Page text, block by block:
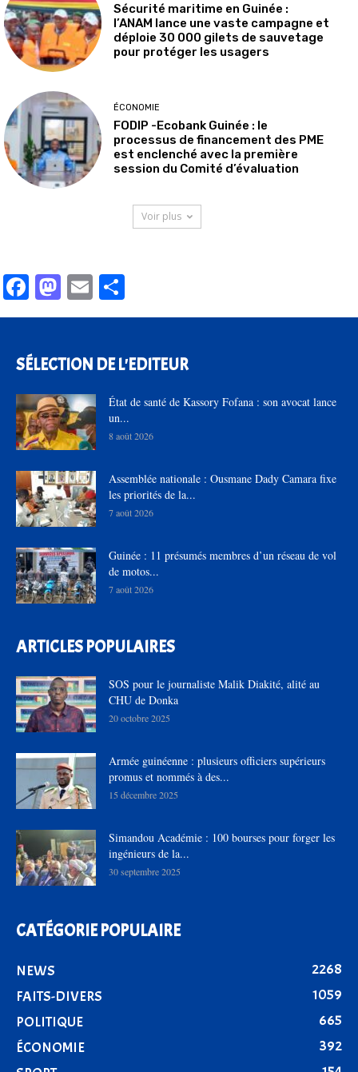
Sécurité maritime en Guinée :
l’ANAM lance une vaste campagne et
déploie 30 000 gilets de sauvetage
pour protéger les usagers
ÉCONOMIE
FODIP -Ecobank Guinée : le
processus de financement des PME
est enclenché avec la première
session du Comité d’évaluation
Voir plus
Facebook
Mastodon
Email
SÉLECTION DE L'EDITEUR
État de santé de Kassory Fofana : son avocat lance
un...
8 août 2026
Assemblée nationale : Ousmane Dady Camara fixe
les priorités de la...
7 août 2026
Guinée : 11 présumés membres d’un réseau de vol
de motos...
7 août 2026
ARTICLES POPULAIRES
SOS pour le journaliste Malik Diakité, alité au
CHU de Donka
20 octobre 2025
Armée guinéenne : plusieurs officiers supérieurs
promus et nommés à des...
15 décembre 2025
Simandou Académie : 100 bourses pour forger les
ingénieurs de la...
30 septembre 2025
CATÉGORIE POPULAIRE
NEWS
2268
FAITS-DIVERS
1059
POLITIQUE
665
ÉCONOMIE
392